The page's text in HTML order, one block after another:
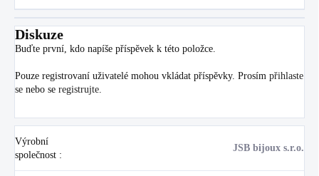
Diskuze
Buďte první, kdo napíše příspěvek k této položce.
Pouze registrovaní uživatelé mohou vkládat příspěvky. Prosím přihlaste
se nebo se registrujte
Výrobní
společnost :
JSB bijoux s.r.o.